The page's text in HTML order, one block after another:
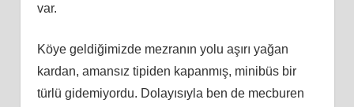
var.
Köye geldiğimizde mezranın yolu aşırı yağan
kardan, amansız tipiden kapanmış, minibüs bir
türlü gidemiyordu. Dolayısıyla ben de mecburen